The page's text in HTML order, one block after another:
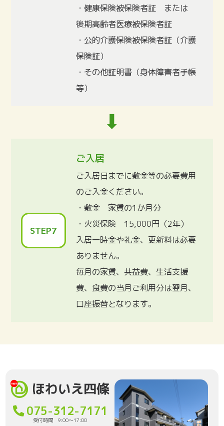
・健康保険被保険者証 または
後期高齢者医療被保険者証
・公的介護保険被保険者証（介護
保険証）
・その他証明書（身体障害者手帳
等）
STEP7
ご入居
ご入居日までに敷金等の必要費用
のご入金ください。
・敷金 家賃の1か月分
・火災保険 15,000円（2年）
入居一時金や礼金、更新料は必要
ありません。
毎月の家賃、共益費、生活支援
費、食費の当月ご利用分は翌月、
口座振替となります。
075-312-7171
受付時間 9:00〜17:00